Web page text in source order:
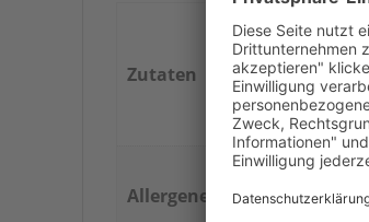
Zutaten
*AUS
Allergene
Kann